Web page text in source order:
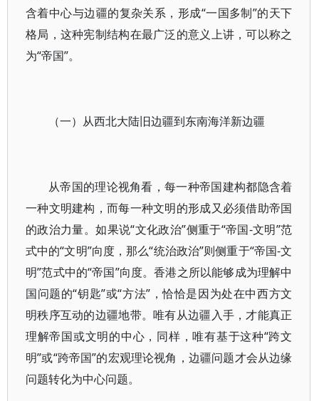
含着中心与边疆的复杂关系，形成“一国多制”的天下
格局，这种宪制结构在最广泛的意义上讲，可以称之
为“帝国”。
（一）从西北大陆旧边疆到东南海洋新边疆
从帝国的理论视角看，每一种帝国建构都隐含着
一种文明建构，而每一种文明的形成又必须借助帝国
的政治力量。如果说“文化政治”侧重于“帝国-文明”范
式中的“文明”向度，那么“统治政治”则侧重于“帝国-文
明”范式中的“帝国”向度。香港之所以能够成为理解中
国问题的“钥匙”或“方法”，恰恰是因为处在中西方文
明秩序互动的边疆地带。唯有从边疆入手，才能真正
理解帝国或文明的中心，同样，唯有基于这种“跨文
明”或“跨帝国”的宏观理论视角，边疆问题才会从边缘
问题转化为中心问题。